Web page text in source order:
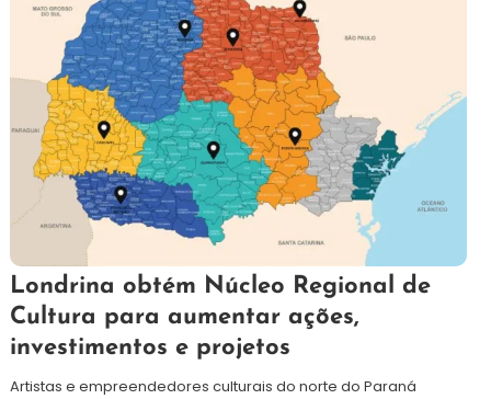
5
de
julho
de
Redação
Londrina obtém Núcleo Regional de
Cultura para aumentar ações,
investimentos e projetos
Artistas e empreendedores culturais do norte do Paraná